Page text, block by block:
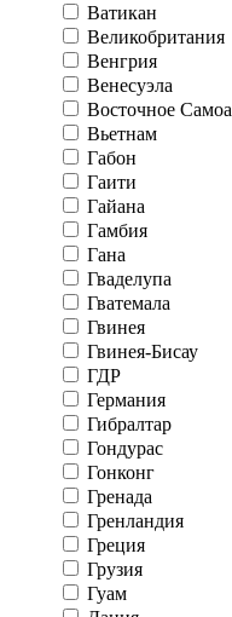
Ватикан
Великобритания
Венгрия
Венесуэла
Восточное Самоа
Вьетнам
Габон
Гаити
Гайана
Гамбия
Гана
Гваделупа
Гватемала
Гвинея
Гвинея-Бисау
ГДР
Германия
Гибралтар
Гондурас
Гонконг
Гренада
Гренландия
Греция
Грузия
Гуам